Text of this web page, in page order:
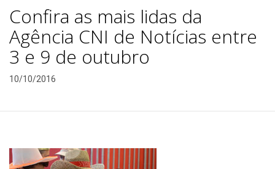
Confira as mais lidas da
Agência CNI de Notícias entre
3 e 9 de outubro
10/10/2016